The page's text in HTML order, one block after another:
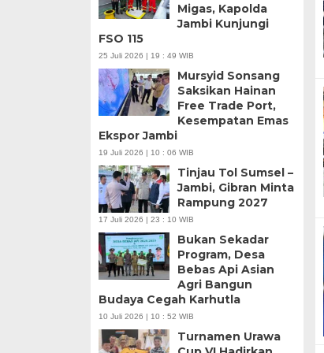
Migas, Kapolda
Jambi Kunjungi
FSO 115
25 Juli 2026 | 19 : 49 WIB
Mursyid Sonsang
Saksikan Hainan
Free Trade Port,
Kesempatan Emas
Ekspor Jambi
19 Juli 2026 | 10 : 06 WIB
Tinjau Tol Sumsel –
Jambi, Gibran Minta
Rampung 2027
17 Juli 2026 | 23 : 10 WIB
Bukan Sekadar
Program, Desa
Bebas Api Asian
Agri Bangun
Budaya Cegah Karhutla
10 Juli 2026 | 10 : 52 WIB
Turnamen Urawa